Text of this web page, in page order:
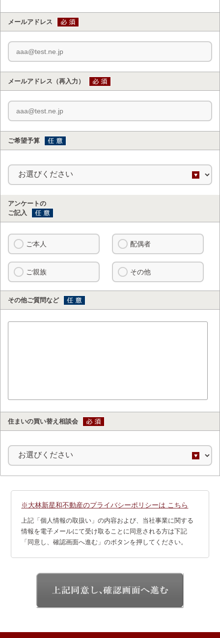
メールアドレス
メールアドレス （再入力）
ご希望予算
アンケートの
ご記入
ご本人 配偶者
ご親族 その他
その他ご質問など
住まいの買い替え相談会
※大林新星和不動産のプライバシーポリシーは こちら
上記「個人情報の取扱い」の内容および、 当社事業に関する
情報を電子メールにて受け取ることに同意される方は下記
「同意し、確認画面へ進む」のボタンを押してください。